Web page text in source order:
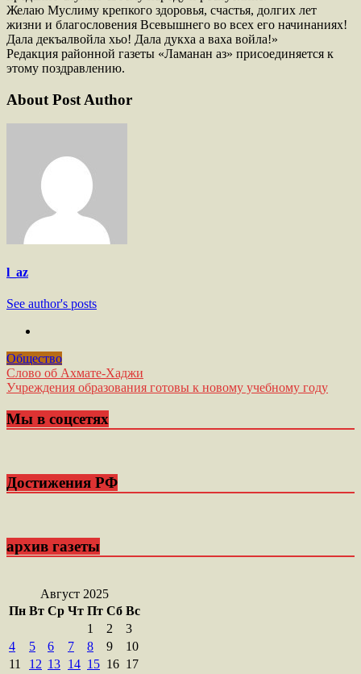
Желаю Муслиму крепкого здоровья, счастья, долгих лет
жизни и благословения Всевышнего во всех его начинаниях!
Дала декъалвойла хьо! Дала дукха а ваха войла!»
Редакция районной газеты «Ламанан аз» присоединяется к
этому поздравлению.
About Post Author
l_az
See author's posts
Общество
Навигация
по
записям
Слово об Ахмате-Хаджи
Учреждения образования готовы к новому учебному году
Мы в соцсетях
Достижения РФ
архив газеты
Август 2025
Пн Вт Ср Чт Пт Сб Вс
1
2
3
4
5 6 7 8 9
10
11
12 13 14 15 16 17